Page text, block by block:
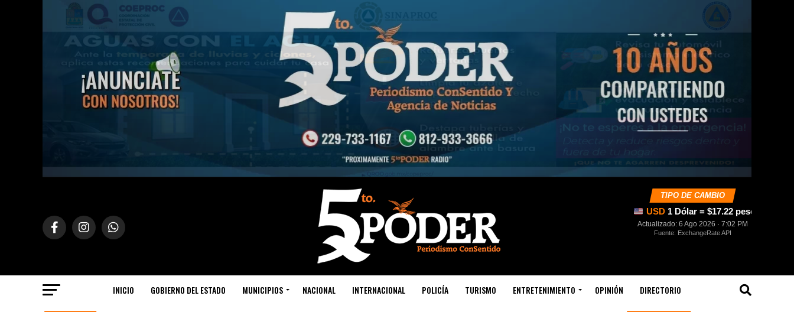
TIPO DE CAMBIO
USD 1 Dólar = $17.22 pesos
Actualizado: 6 Ago 2026 · 7:02 PM
Fuente: ExchangeRate API
INICIO GOBIERNO DEL ESTADO MUNICIPIOS NACIONAL INTERNACIONAL POLICÍA TURISMO ENTRETENIMIENTO OPINIÓN DIRECTORIO